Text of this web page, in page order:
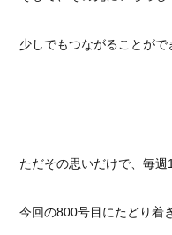
少しでもつながることがで
ただその思いだけで、毎週
今回の800号目にたどり着